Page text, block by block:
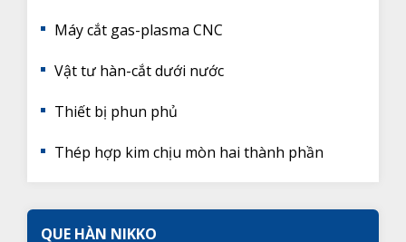
Máy cắt gas-plasma CNC
Vật tư hàn-cắt dưới nước
Thiết bị phun phủ
Thép hợp kim chịu mòn hai thành phần
QUE HÀN NIKKO